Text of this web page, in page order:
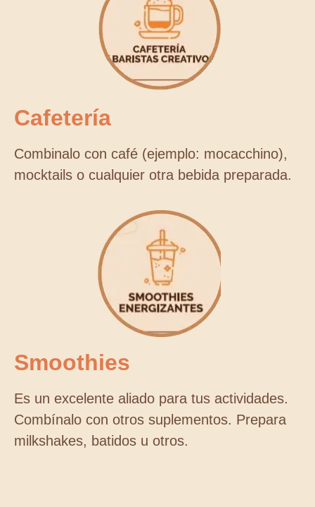
Cafetería
Combinalo con café (ejemplo: mocacchino),
mocktails o cualquier otra bebida preparada.
Smoothies
Es un excelente aliado para tus actividades.
Combínalo con otros suplementos. Prepara
milkshakes, batidos u otros.